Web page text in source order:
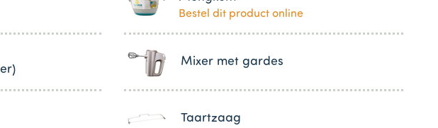
Bestel dit product online
Mixer met gardes
Taartzaag